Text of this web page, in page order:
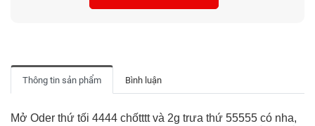
Thông tin sản phẩm Bình luận
Mở Oder thứ tối 4444 chốtttt và 2g trưa thứ 55555 có nha,